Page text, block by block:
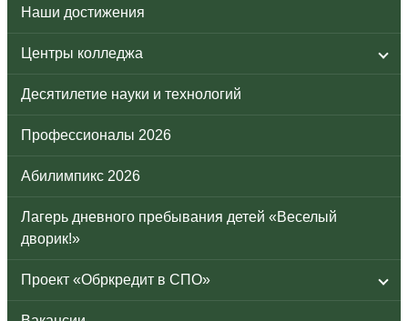
Наши достижения
Центры колледжа
Десятилетие науки и технологий
Профессионалы 2026
Абилимпикс 2026
Лагерь дневного пребывания детей «Веселый
дворик!»
Проект «Обркредит в СПО»